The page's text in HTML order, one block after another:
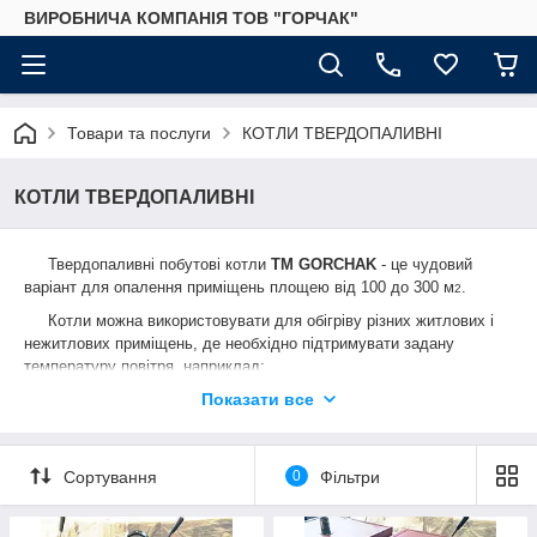
ВИРОБНИЧА КОМПАНІЯ ТОВ "ГОРЧАК"
Товари та послуги КОТЛИ ТВЕРДОПАЛИВНІ
КОТЛИ ТВЕРДОПАЛИВНІ
Твердопаливні побутові котли TM GORCHAK - це чудовий
варіант для опалення приміщень площею від 100 до 300 м2.
Котли можна використовувати для обігріву різних житлових і
нежитлових приміщень, де необхідно підтримувати задану
температуру повітря, наприклад:
школи та дитячі садочки, тощо...
Показати все
Сортування 0 Фільтри